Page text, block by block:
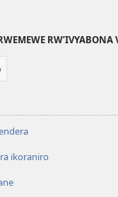
RW’IVYABONA
ikoraniro